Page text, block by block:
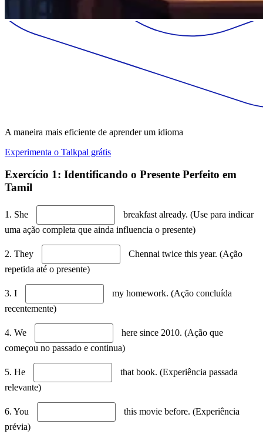
A maneira mais eficiente de aprender um idioma
Experimenta o Talkpal grátis
Exercício 1: Identificando o Presente Perfeito em
Tamil
1. She
breakfast already. (Use para indicar
uma ação completa que ainda influencia o presente)
2. They
Chennai twice this year. (Ação
repetida até o presente)
3. I
my homework. (Ação concluída
recentemente)
4. We
here since 2010. (Ação que
começou no passado e continua)
5. He
that book. (Experiência passada
relevante)
6. You
this movie before. (Experiência
prévia)